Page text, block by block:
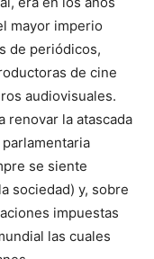
mayor imperio
de periódicos,
de cine
audiovisuales.
renovar la atascada
se siente
sociedad) y, sobre
impuestas
las cuales